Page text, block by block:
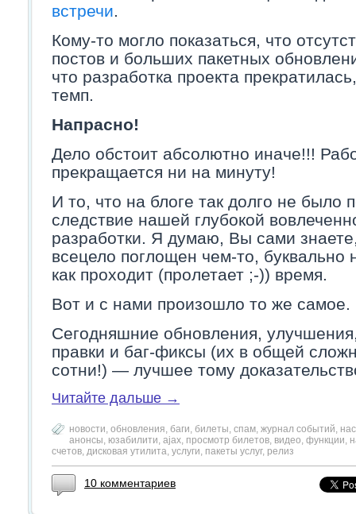
встречи.
Кому-то могло показаться, что
постов и больших пакетных
что разработка проекта
темп.
Напрасно!
Дело обстоит абсолютно иначе!!!
прекращается ни на минуту!
И то, что на блоге так долго не было
следствие нашей глубокой
разработки. Я думаю, Вы сами
всецело поглощен чем-то, буквально
как проходит (пролетает ;-)) время.
Вот и с нами произошло то же самое.
Сегодняшние обновления,
правки и баг-фиксы (их в общей
сотни!) — лучшее тому
Читайте дальше →
новости, обновления, баги, билеты, спам, журнал событий,
анонсы, юзабилити, ajax, просмотр билетов, видео, функции,
счетов, дисковая утилита, услуги, пакеты услуг, релиз
10 комментариев